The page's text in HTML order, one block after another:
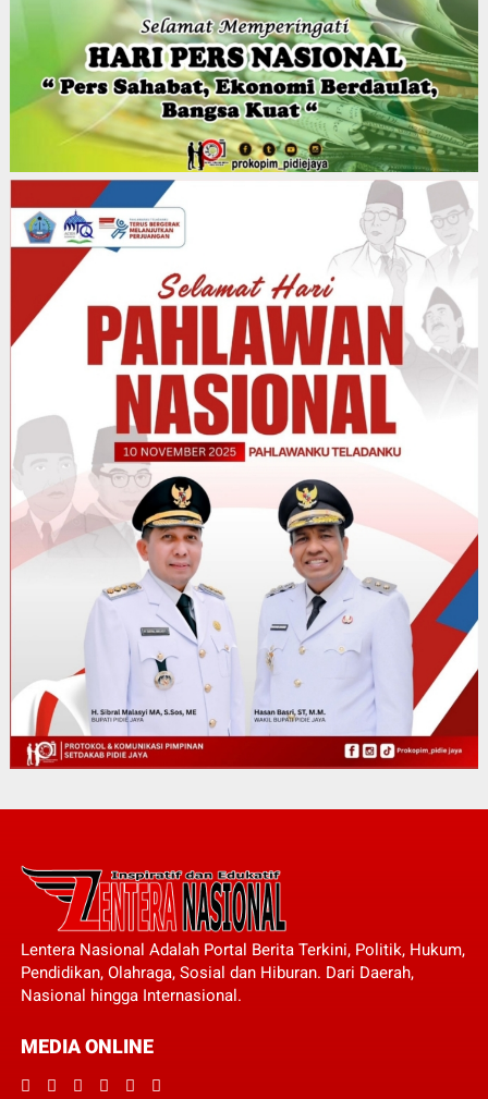
Lentera Nasional Adalah Portal Berita Terkini, Politik, Hukum,
Pendidikan, Olahraga, Sosial dan Hiburan. Dari Daerah,
Nasional hingga Internasional.
MEDIA ONLINE